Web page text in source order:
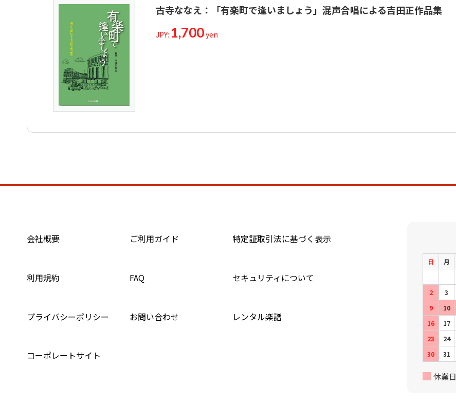
古寺ななえ：「有楽町で逢いましょう」混声合唱による吉田正作品集
JPY: 1,700yen
会社概要 ご利用ガイド 特定証取引法に基づく表示
利用規約 FAQ セキュリティについて
プライバシーポリシー お問い合わせ レンタル楽譜
コーポレートサイト
日 月
2
3
9
10
16
17
23
24
30
31
休業日